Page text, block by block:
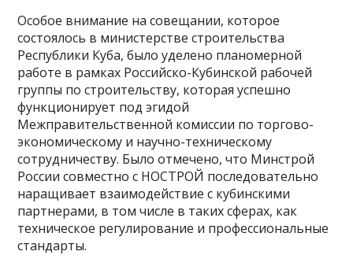
Особое внимание на совещании, которое
состоялось в министерстве строительства
Республики Куба, было уделено планомерной
работе в рамках Российско-Кубинской рабочей
группы по строительству, которая успешно
функционирует под эгидой
Межправительственной комиссии по торгово-
экономическому и научно-техническому
сотрудничеству. Было отмечено, что Минстрой
России совместно с НОСТРОЙ последовательно
наращивает взаимодействие с кубинскими
партнерами, в том числе в таких сферах, как
техническое регулирование и профессиональные
стандарты.